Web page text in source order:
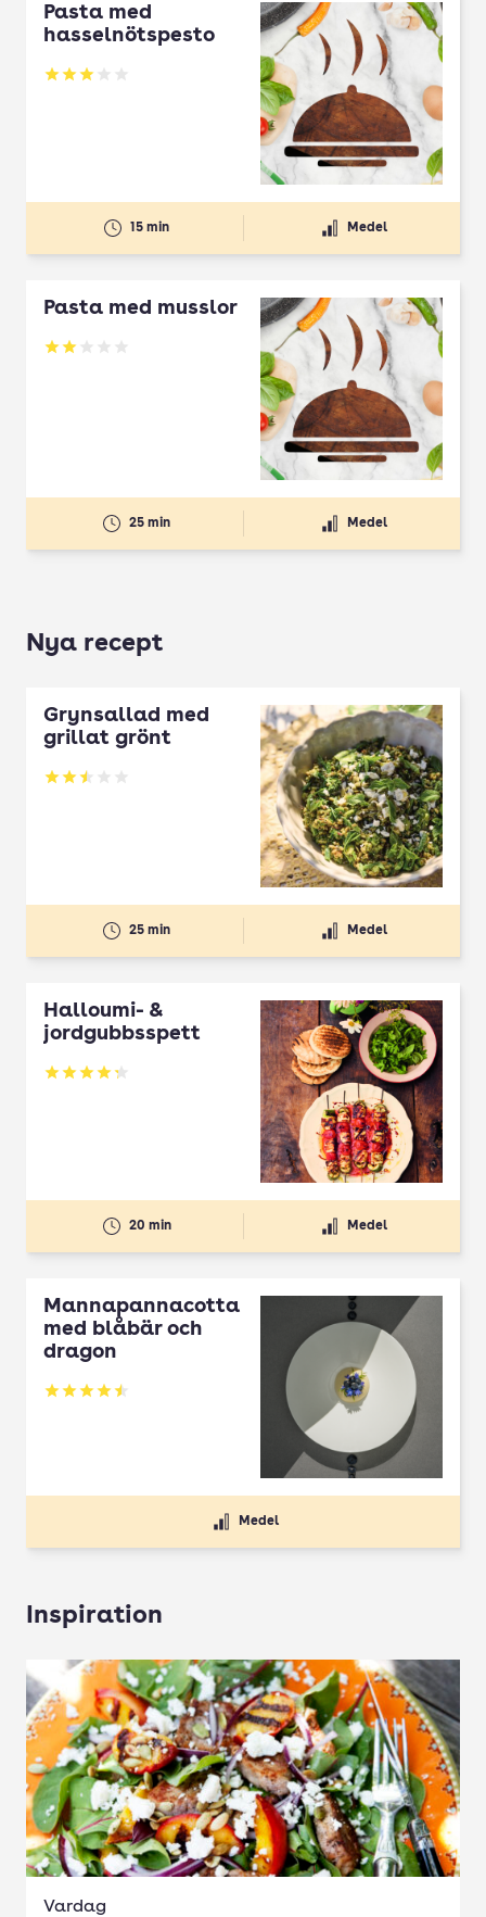
Pasta med
hasselnötspesto
Betyg: 3 av 5
15 min Medel
Pasta med musslor
Betyg: 2 av 5
25 min Medel
Nya recept
Grynsallad med
grillat grönt
Betyg: 2.5 av 5
25 min Medel
Halloumi- &
jordgubbsspett
Betyg: 4.3 av 5
20 min Medel
Mannapannacotta
med blåbär och
dragon
Betyg: 4.5 av 5
Medel
Inspiration
Vardag